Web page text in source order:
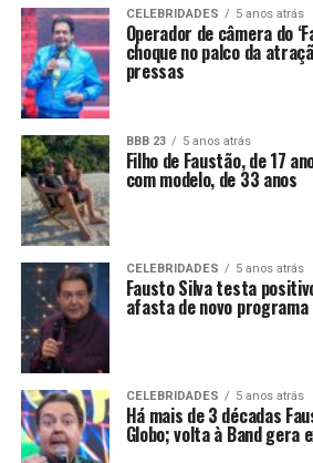
CELEBRIDADES 5 anos atrás
Operador de câmera do
choque no palco da
pressas
BBB 23 5 anos atrás
Filho de Faustão, de 17
com modelo, de 33 anos
CELEBRIDADES 5 anos atrás
Fausto Silva testa
afasta de novo programa
CELEBRIDADES 5 anos atrás
Há mais de 3 décadas
Globo; volta à Band gera